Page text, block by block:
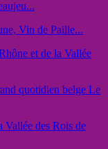
Vin de Paille...
et de la Vallée
quotidien belge Le
Vallée des Rois de